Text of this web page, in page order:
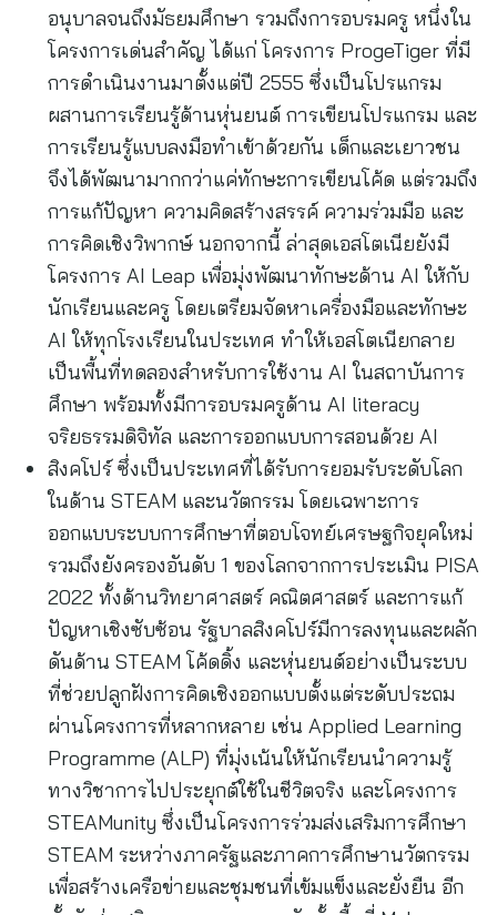
อนุบาลจนถึงมัธยมศึกษา รวมถึงการอบรมครู หนึ่งใน
โครงการเด่นสำคัญ ได้แก่ โครงการ ProgeTiger ที่มี
การดำเนินงานมาตั้งแต่ปี 2555 ซึ่งเป็นโปรแกรม
ผสานการเรียนรู้ด้านหุ่นยนต์ การเขียนโปรแกรม และ
การเรียนรู้แบบลงมือทำเข้าด้วยกัน เด็กและเยาวชน
จึงได้พัฒนามากกว่าแค่ทักษะการเขียนโค้ด แต่รวมถึง
การแก้ปัญหา ความคิดสร้างสรรค์ ความร่วมมือ และ
การคิดเชิงวิพากษ์ นอกจากนี้ ล่าสุดเอสโตเนียยังมี
โครงการ AI Leap เพื่อมุ่งพัฒนาทักษะด้าน AI ให้กับ
นักเรียนและครู โดยเตรียมจัดหาเครื่องมือและทักษะ
AI ให้ทุกโรงเรียนในประเทศ ทำให้เอสโตเนียกลาย
เป็นพื้นที่ทดลองสำหรับการใช้งาน AI ในสถาบันการ
ศึกษา พร้อมทั้งมีการอบรมครูด้าน AI literacy
จริยธรรมดิจิทัล และการออกแบบการสอนด้วย AI
สิงคโปร์ ซึ่งเป็นประเทศที่ได้รับการยอมรับระดับโลก
ในด้าน STEAM และนวัตกรรม โดยเฉพาะการ
ออกแบบระบบการศึกษาที่ตอบโจทย์เศรษฐกิจยุคใหม่
รวมถึงยังครองอันดับ 1 ของโลกจากการประเมิน PISA
2022 ทั้งด้านวิทยาศาสตร์ คณิตศาสตร์ และการแก้
ปัญหาเชิงซับซ้อน รัฐบาลสิงคโปร์มีการลงทุนและผลัก
ดันด้าน STEAM โค้ดดิ้ง และหุ่นยนต์อย่างเป็นระบบ
ที่ช่วยปลูกฝังการคิดเชิงออกแบบตั้งแต่ระดับประถม
ผ่านโครงการที่หลากหลาย เช่น Applied Learning
Programme (ALP) ที่มุ่งเน้นให้นักเรียนนำความรู้
ทางวิชาการไปประยุกต์ใช้ในชีวิตจริง และโครงการ
STEAMunity ซึ่งเป็นโครงการร่วมส่งเสริมการศึกษา
STEAM ระหว่างภาครัฐและภาคการศึกษานวัตกรรม
เพื่อสร้างเครือข่ายและชุมชนที่เข้มแข็งและยั่งยืน อีก